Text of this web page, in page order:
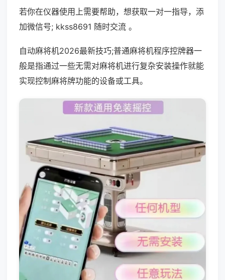
若你在仪器使用上需要帮助，想获取一对一指导，添
加微信号; kkss8691 随时交流 。
自动麻将机2026最新技巧;普通麻将机程序控牌器一
般是指通过一些无需对麻将机进行复杂安装操作就能
实现控制麻将牌功能的设备或工具。